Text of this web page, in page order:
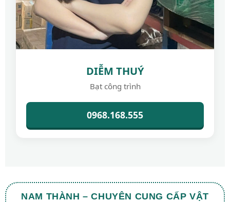
DIỄM THUÝ
Bạt công trình
0968.168.555
NAM THÀNH – CHUYÊN CUNG CẤP VẬT